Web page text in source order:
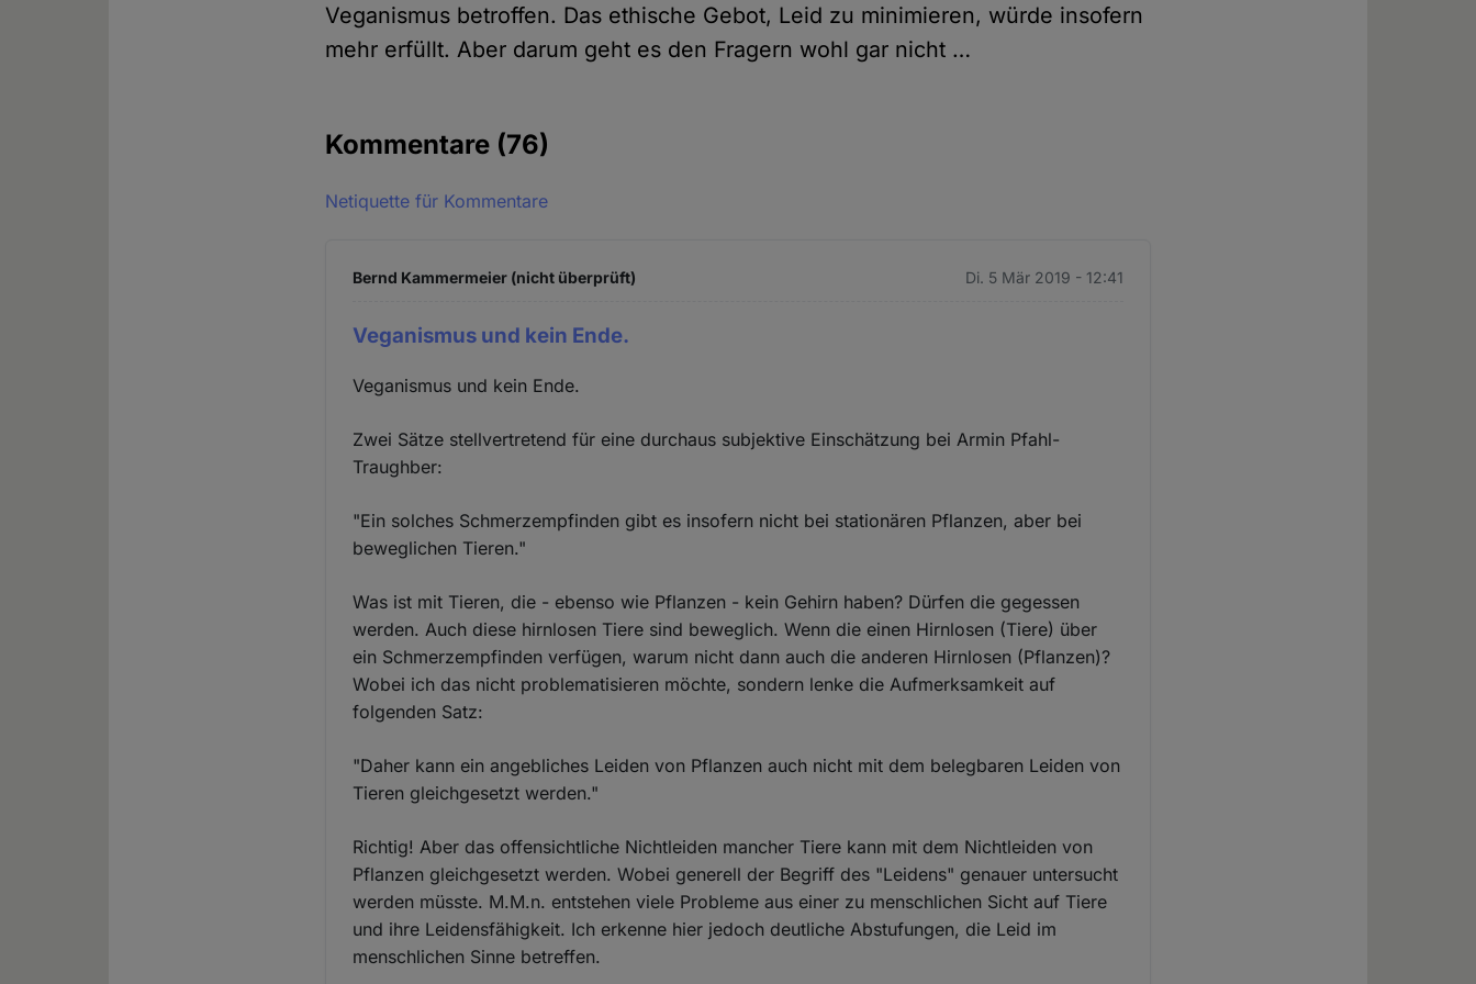
Veganismus betroffen. Das ethische Gebot, Leid zu minimieren, würde insofern
mehr erfüllt. Aber darum geht es den Fragern wohl gar nicht …
Kommentare (76)
Netiquette für Kommentare
Bernd Kammermeier (nicht überprüft) Di. 5 Mär 2019 - 12:41
Veganismus und kein Ende.
Veganismus und kein Ende.
Zwei Sätze stellvertretend für eine durchaus subjektive Einschätzung bei Armin Pfahl-
Traughber:
"Ein solches Schmerzempfinden gibt es insofern nicht bei stationären Pflanzen, aber bei
beweglichen Tieren."
Was ist mit Tieren, die - ebenso wie Pflanzen - kein Gehirn haben? Dürfen die gegessen
werden. Auch diese hirnlosen Tiere sind beweglich. Wenn die einen Hirnlosen (Tiere) über
ein Schmerzempfinden verfügen, warum nicht dann auch die anderen Hirnlosen (Pflanzen)?
Wobei ich das nicht problematisieren möchte, sondern lenke die Aufmerksamkeit auf
folgenden Satz:
"Daher kann ein angebliches Leiden von Pflanzen auch nicht mit dem belegbaren Leiden von
Tieren gleichgesetzt werden."
Richtig! Aber das offensichtliche Nichtleiden mancher Tiere kann mit dem Nichtleiden von
Pflanzen gleichgesetzt werden. Wobei generell der Begriff des "Leidens" genauer untersucht
werden müsste. M.M.n. entstehen viele Probleme aus einer zu menschlichen Sicht auf Tiere
und ihre Leidensfähigkeit. Ich erkenne hier jedoch deutliche Abstufungen, die Leid im
menschlichen Sinne betreffen.